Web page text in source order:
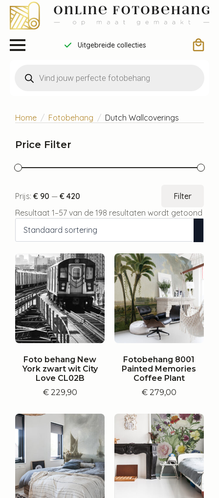
Draag bij aan een betere wereld
zoeken
Home Fotobehang Dutch Wallcoverings
Price Filter
Filter
Prijs:€ 90 —€ 420
Resultaat 1–57 van de 198 resultaten wordt getoond
Foto behang New
York zwart wit City
Love CL02B
€229,90
Fotobehang 8001
Painted Memories
Coffee Plant
€279,00